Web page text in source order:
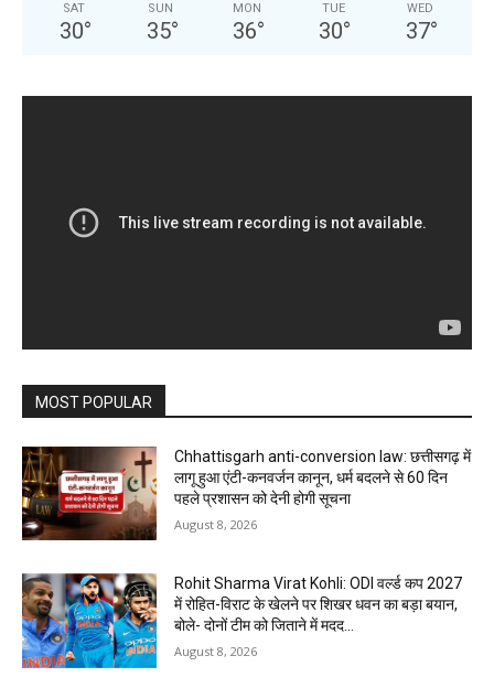
SAT
30°
SUN
35°
MON
36°
TUE
30°
WED
37°
MOST POPULAR
Chhattisgarh anti-conversion law: छत्तीसगढ़ में
लागू हुआ एंटी-कनवर्जन कानून, धर्म बदलने से 60 दिन
पहले प्रशासन को देनी होगी सूचना
August 8, 2026
Rohit Sharma Virat Kohli: ODI वर्ल्ड कप 2027
में रोहित-विराट के खेलने पर शिखर धवन का बड़ा बयान,
बोले- दोनों टीम को जिताने में मदद...
August 8, 2026